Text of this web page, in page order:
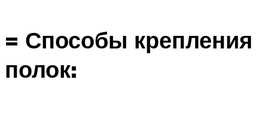
= Способы крепления
полок: